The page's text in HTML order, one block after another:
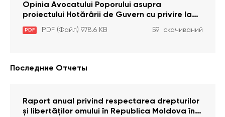
pentru comiterea cu intenție a unor infracțiuni
a fost luată în considerare de Curtea
Constituțională
Opinia Avocatului Poporului asupra
proiectului Hotărârii de Guvern cu privire la
aprobarea proiectului de lege privind
activitatea sanitară veterinarăa
PDF PDF (Файл) 978.6 KB 59 скачиваний
Последние Отчеты
Raport anual privind respectarea drepturilor
și libertăților omului în Republica Moldova în